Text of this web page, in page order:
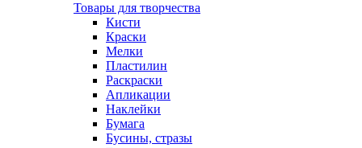
Товары для творчества
Кисти
Краски
Мелки
Пластилин
Раскраски
Апликации
Наклейки
Бумага
Бусины, стразы